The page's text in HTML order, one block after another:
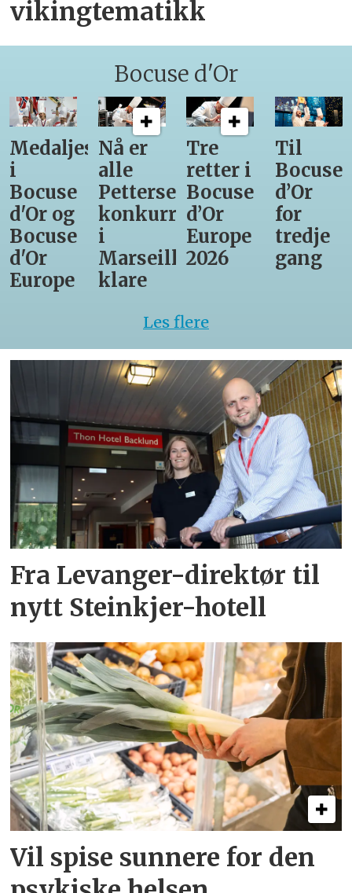
vikingtematikk
Bocuse d'Or
Medaljestatistikk
i
Bocuse
d'Or og
Bocuse
d'Or
Europe
Nå er
alle
Pettersens
konkurrenter
i
Marseille
klare
Tre
retter i
Bocuse
d’Or
Europe
2026
Til
Bocuse
d’Or
for
tredje
gang
Les flere
Fra Levanger-direktør til
nytt Steinkjer-hotell
Vil spise sunnere for den